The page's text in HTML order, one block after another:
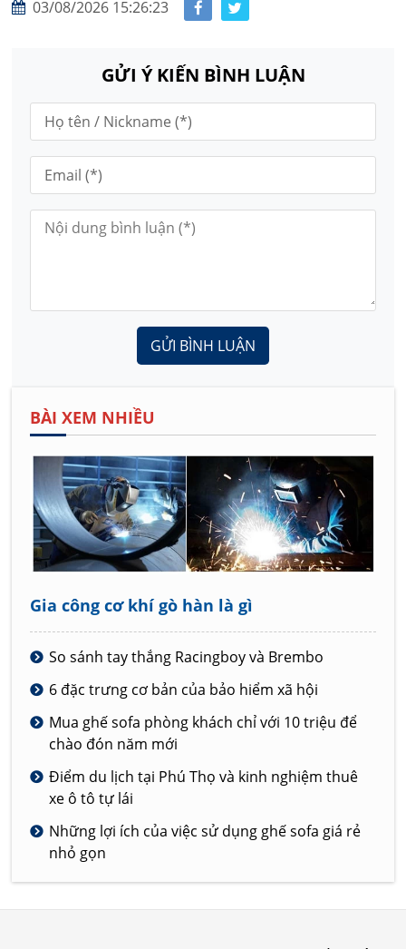
03/08/2026 15:26:23
GỬI Ý KIẾN BÌNH LUẬN
GỬI BÌNH LUẬN
BÀI XEM NHIỀU
Gia công cơ khí gò hàn là gì
So sánh tay thắng Racingboy và Brembo
6 đặc trưng cơ bản của bảo hiểm xã hội
Mua ghế sofa phòng khách chỉ với 10 triệu để
chào đón năm mới
Điểm du lịch tại Phú Thọ và kinh nghiệm thuê
xe ô tô tự lái
Những lợi ích của việc sử dụng ghế sofa giá rẻ
nhỏ gọn